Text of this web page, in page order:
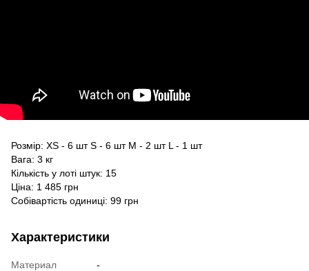
Розмір: XS - 6 шт S - 6 шт M - 2 шт L - 1 шт
Вага: 3 кг
Кількість у лоті штук: 15
Ціна: 1 485 грн
Собівартість одиниці: 99 грн
Характеристики
Материал -